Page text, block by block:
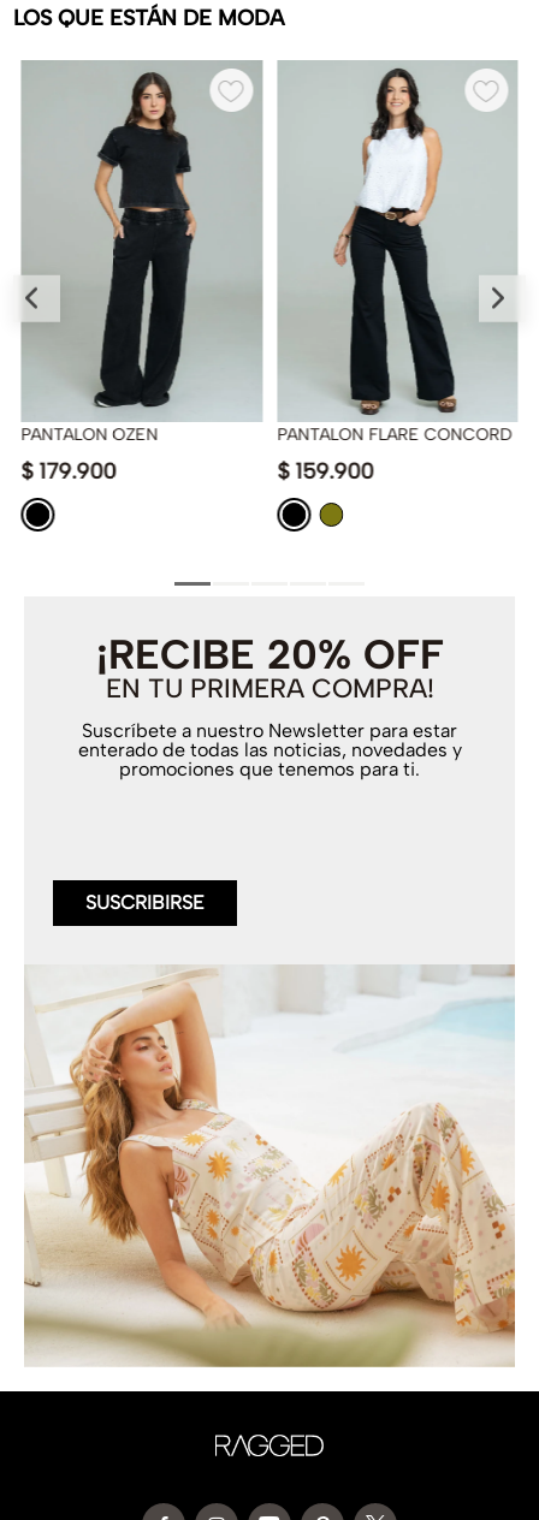
LOS QUE ESTÁN DE MODA
PANTALON OZEN
$ 179.900
PANTALON FLARE CONCORD
$ 159.900
¡RECIBE 20% OFF
EN TU PRIMERA COMPRA!
Suscríbete a nuestro Newsletter para estar
enterado de todas las noticias, novedades y
promociones que tenemos para ti.
SUSCRIBIRSE